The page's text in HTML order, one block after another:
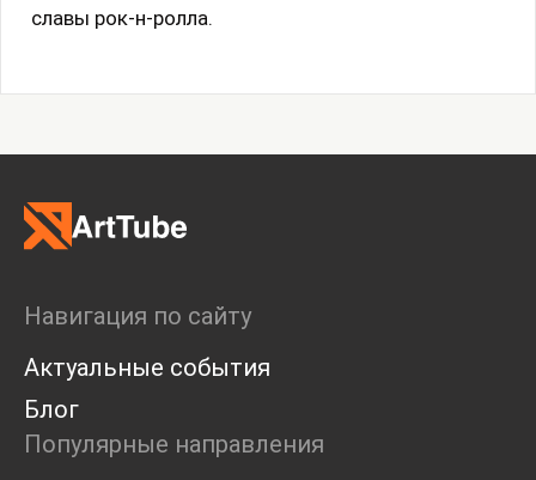
славы рок-н-ролла.
Выставка графики «Хрупкое» Елены
Навигация по сайту
Актуальные события
Блог
Популярные направления